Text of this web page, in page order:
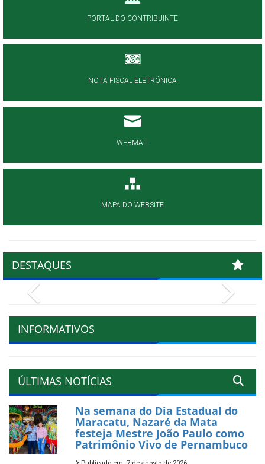
PORTAL DO CONTRIBUINTE
NOTA FISCAL ELETRÔNICA
WEBMAIL
MAPA DO WEBSITE
DESTAQUES
INFORMATIVOS
ÚLTIMAS NOTÍCIAS
Na semana do Dia Estadual do
Maracatu, Nazaré da Mata
festeja Mestre João Paulo como
Patrimônio Vivo de Pernambuco